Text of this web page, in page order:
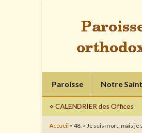
Paroisse Notre
⋄ CALENDRIER des Offices
Accueil » 48. « Je suis mort, mais je